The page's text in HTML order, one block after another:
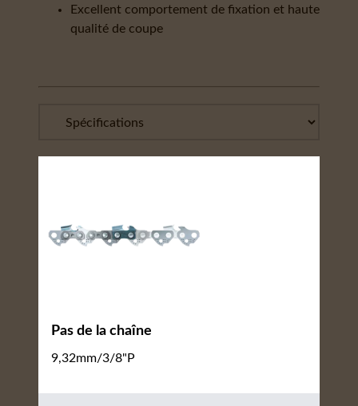
Excellent comportement de fixation et haute
qualité de coupe
Pas de la chaîne
9,32mm/3/8"P